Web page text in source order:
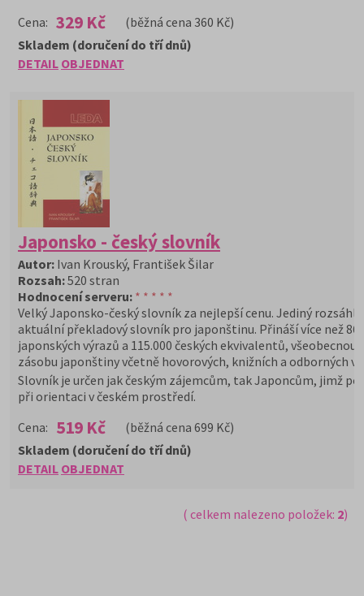
Cena: 329 Kč (běžná cena 360 Kč)
DETAIL OBJEDNAT
Skladem (doručení do tří dnů)
Japonsko - český slovník
Autor: Ivan Krouský, František Šilar
Rozsah:520 stran
Hodnocení serveru: * * * * *
Velký Japonsko-český slovník za nejlepší cenu. Jediný rozsáhlý
aktuální překladový slovník pro japonštinu. Přináší více než
japonských výrazů a 115.000 českých ekvivalentů, všeobecnou
zásobu japonštiny včetně hovorových, knižních a odborných
Slovník je určen jak českým zájemcům, tak Japoncům, jimž
při orientaci v českém prostředí.
Cena: 519 Kč (běžná cena 699 Kč)
DETAIL OBJEDNAT
Skladem (doručení do tří dnů)
( celkem nalezeno položek: 2)